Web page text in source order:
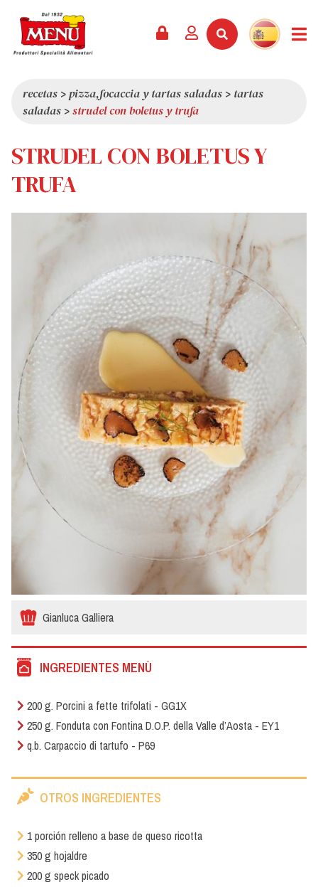
CATÁLOGO
SERVICIOS
ÚLTIMAS NOVEDADES
PREMIOS
RESEÑA DE LA PRENSA
QUIÉNES SOMOS
CALIDAD
VALORES
CURIOSIDADES
SHOWROOM
TRABAJA CON NOSOTROS
recetas >pizza,focaccia y tartas saladas > tartas
saladas >strudel con boletus y trufa
STRUDEL CON BOLETUS Y
TRUFA
Gianluca Galliera
INGREDIENTES MENÙ
200 g. Porcini a fette trifolati - GG1X
250 g. Fonduta con Fontina D.O.P. della Valle d’Aosta - EY1
q.b. Carpaccio di tartufo - P69
OTROS INGREDIENTES
1 porción relleno a base de queso ricotta
350 g hojaldre
200 g speck picado